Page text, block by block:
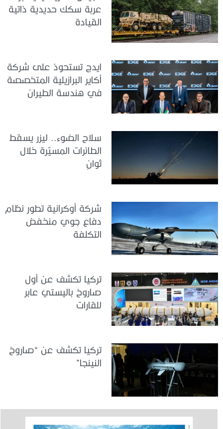
عربة سكك حديدية ذاتية
القيادة
ايدج تستحوذ على شركة
أكاير البرازيلية المتخصصة
في هندسة الطيران
سلاح الضوء.. ليزر يسقط
الطائرات المسيّرة خلال
ثوانٍ
شركة أوكرانية تطور نظام
دفاع جوي منخفض
التكلفة
تركيا تكشف عن أول
صاروخ باليستي عابر
للقارات
تركيا تكشف عن “صاروخ
النينجا”